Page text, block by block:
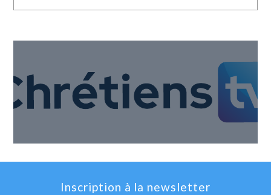
Inscription à la newsletter